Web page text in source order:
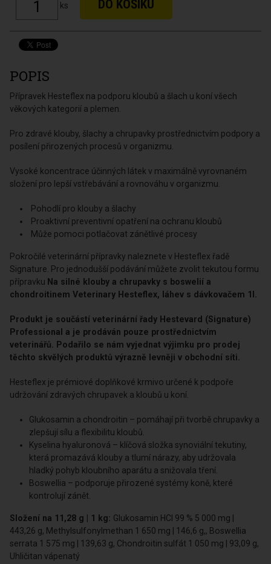
ks
POPIS
Přípravek Hesteflex na podporu kloubů a šlach u koní všech
věkových kategorií a plemen.
Pro zdravé klouby, šlachy a chrupavky prostřednictvím podpory a
posílení přirozených procesů v organizmu.
Vysoké koncentrace účinných látek v maximálně vyrovnaném
složení pro lepší vstřebávání a rovnováhu v organizmu.
Pohodlí pro klouby a šlachy
Proaktivní preventivní opatření na ochranu kloubů
Může pomoci potlačovat zánětlivé procesy
Pokročilé veterinární přípravky naleznete v Hesteflex řadě
Signature. Pro jednodušší podávání můžete zvolit tekutou formu
přípravku Na silné klouby a chrupavky s boswelií a
chondroitinem Veterinary Hesteflex, láhev s dávkovačem 1l.
Produkt je součástí veterinární řady Hestevard (Signature)
Professional a je prodáván pouze prostřednictvím
veterinářů. Podařilo se nám vyjednat výjimku pro prodej
těchto skvělých produktů výrazně levněji v obchodní síti.
Hesteflex je prémiové doplňkové krmivo určené k podpoře
udržování zdravých chrupavek a kloubů u koní.
Glukosamin a chondroitin – pomáhají při tvorbě chrupavky a
zlepšují sílu a flexibilitu kloubů.
Kyselina hyaluronová – klíčová složka synoviální tekutiny,
která promazává klouby a tlumí nárazy, aby udržovala
hladký pohyb kloubního aparátu a snižovala tření.
Boswellia – podporuje přirozené systémy koně, které
kontrolují zánět.
Složení na 11,28 g | 1 kg: Glukosamin HCl 99 % 5 000 mg |
443,26 g, Methylsulfonylmethan 1 650 mg | 146,6 g,, Boswellia
serrata 1 575 mg | 139,63 g, Chondroitin sulfát 1 050 mg | 93,09 g,
Uhličitan vápenatý